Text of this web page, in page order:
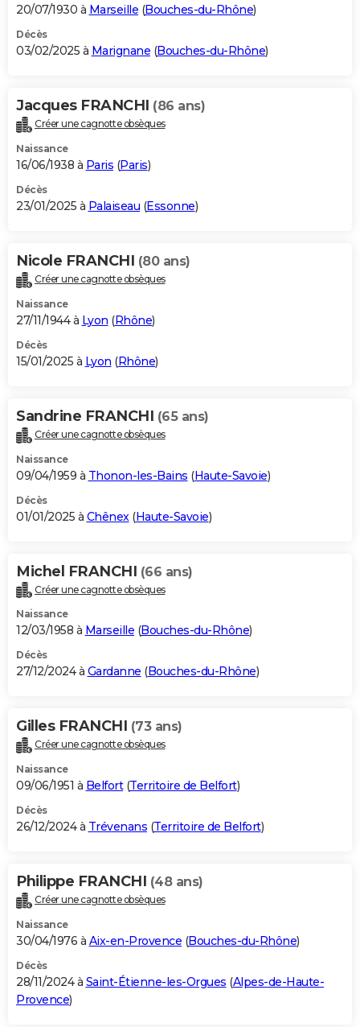
20/07/1930 à Marseille (Bouches-du-Rhône)
Décès
03/02/2025 à Marignane (Bouches-du-Rhône)
Jacques FRANCHI (86 ans)
Créer une cagnotte obsèques
Naissance
16/06/1938 à Paris (Paris)
Décès
23/01/2025 à Palaiseau (Essonne)
Nicole FRANCHI (80 ans)
Créer une cagnotte obsèques
Naissance
27/11/1944 à Lyon (Rhône)
Décès
15/01/2025 à Lyon (Rhône)
Sandrine FRANCHI (65 ans)
Créer une cagnotte obsèques
Naissance
09/04/1959 à Thonon-les-Bains (Haute-Savoie)
Décès
01/01/2025 à Chênex (Haute-Savoie)
Michel FRANCHI (66 ans)
Créer une cagnotte obsèques
Naissance
12/03/1958 à Marseille (Bouches-du-Rhône)
Décès
27/12/2024 à Gardanne (Bouches-du-Rhône)
Gilles FRANCHI (73 ans)
Créer une cagnotte obsèques
Naissance
09/06/1951 à Belfort(Territoire de Belfort)
Décès
26/12/2024 à Trévenans (Territoire de Belfort)
Philippe FRANCHI (48 ans)
Créer une cagnotte obsèques
Naissance
30/04/1976 à Aix-en-Provence (Bouches-du-Rhône)
Décès
28/11/2024 à Saint-Étienne-les-Orgues (Alpes-de-Haute-
Provence)